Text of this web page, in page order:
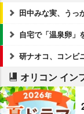
田中みな実、うっ
自宅で「温泉卵」
研ナオコ、コンビ
オリコン イン